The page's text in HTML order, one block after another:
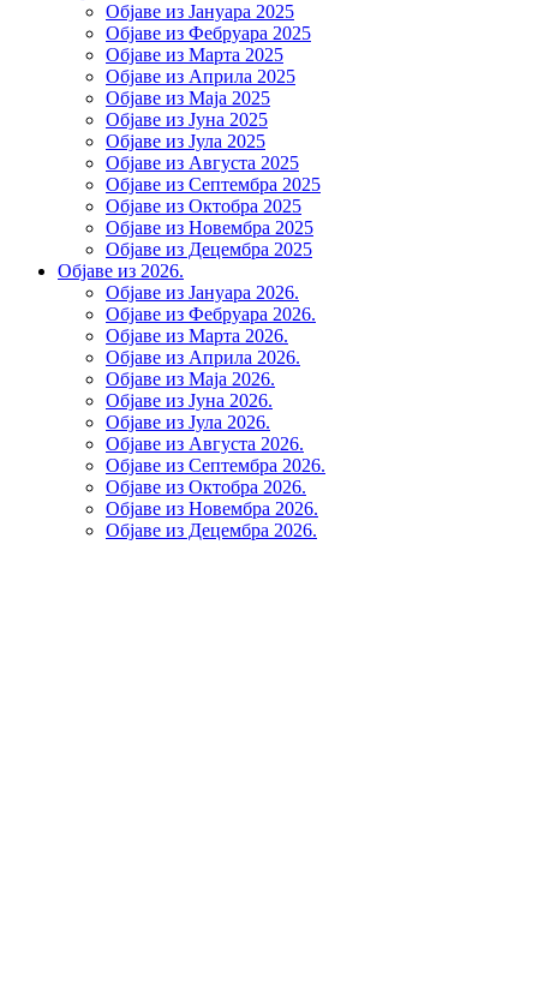
Објаве из Јануара 2025
Објаве из Фебруара 2025
Објаве из Марта 2025
Објаве из Априла 2025
Објаве из Маја 2025
Објаве из Јуна 2025
Објаве из Јула 2025
Објаве из Августа 2025
Објаве из Септембра 2025
Објаве из Октобра 2025
Објаве из Новембра 2025
Објаве из Децембра 2025
Објаве из 2026.
Објаве из Јануара 2026.
Објаве из Фебруара 2026.
Објаве из Марта 2026.
Објаве из Априла 2026.
Објаве из Маја 2026.
Објаве из Јуна 2026.
Објаве из Јула 2026.
Објаве из Августа 2026.
Објаве из Септембра 2026.
Објаве из Октобра 2026.
Објаве из Новембра 2026.
Објаве из Децембра 2026.